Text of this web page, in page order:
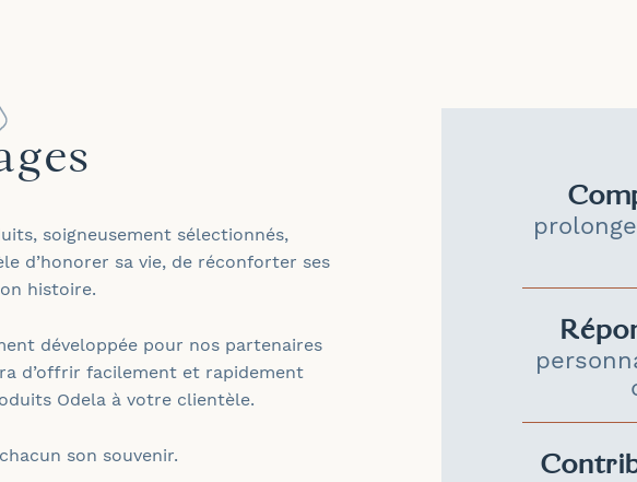
soigneusement sélectionnés,
d’honorer sa vie, de réconforter ses
histoire.
développée pour nos partenaires
d’offrir facilement et rapidement
Odela à votre clientèle.
son souvenir.